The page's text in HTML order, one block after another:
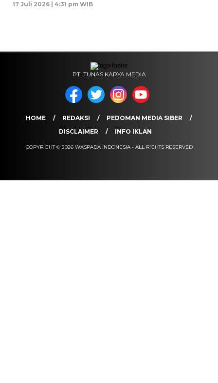
17 Juli 2026 | 4:31 pm WIB
PT. TUNAS KARYA MEDIA
HOME REDAKSI
PEDOMAN MEDIA SIBER
DISCLAIMER
INFO IKLAN
COPYRIGHT © 2026 WASPADA INDONESIA - ALL RIGHTS RESERVED